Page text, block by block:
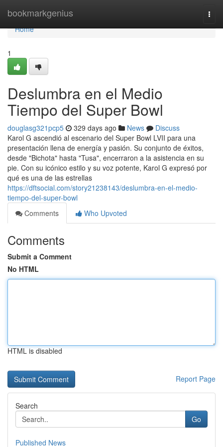
bookmarkgenius
Home
Home
1
Deslumbra en el Medio
Tiempo del Super Bowl
douglasg321pcp5 329 days ago News
Discuss
Karol G ascendió al escenario del Super Bowl LVII para una
presentación llena de energía y pasión. Su conjunto de éxitos,
desde "Bichota" hasta "Tusa", encerraron a la asistencia en su
pie. Con su icónico estilo y su voz potente, Karol G expresó por
qué es una de las estrellas
https://dftsocial.com/story21238143/deslumbra-en-el-medio-
tiempo-del-super-bowl
Comments
Who Upvoted
Comments
Submit a Comment
No HTML
HTML is disabled
Report Page
Search
Go
Published News